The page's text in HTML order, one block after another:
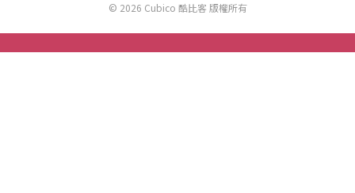
© 2026 Cubico 酷比客 版權所有